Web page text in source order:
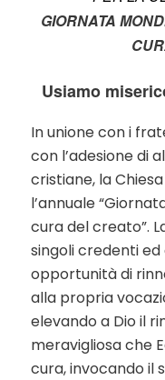
GIORNATA
Usiamo
In unione con i
con l’adesione di
cristiane, la
l’annuale
cura del creato”.
singoli credenti
opportunità di
alla propria
elevando a Dio il
meravigliosa che
cura, invocando il